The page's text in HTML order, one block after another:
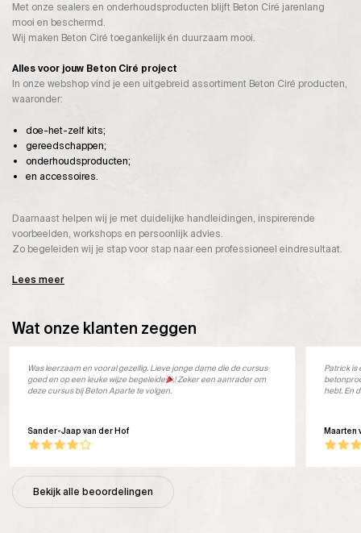
Met onze sealers en onderhoudsproducten blijft Beton Ciré jarenlang
mooi en beschermd.
Wij maken Beton Ciré toegankelijk én duurzaam mooi.
Alles voor jouw Beton Ciré project
In onze webshop vind je een uitgebreid assortiment Beton Ciré producten,
waaronder:
doe-het-zelf kits;
gereedschappen;
onderhoudsproducten;
en accessoires.
Daarnaast helpen wij je met duidelijke handleidingen, inspirerende
voorbeelden, workshops en persoonlijk advies.
Zo begeleiden wij je stap voor stap naar een professioneel eindresultaat.
Lees meer
Wat onze klanten zeggen
Sander-Jaap van der Hof
Was leerzaam en vooral gezellig. Lieve jonge dame die de cursus
goed en op een leuke wijze begeleide
! Zeker een aanrader om
deze cursus bij Beton Aparte te volgen.
Maarten
Patrick is
hebt. En
Bekijk alle beoordelingen